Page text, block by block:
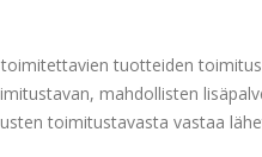
tuotteiden
mahdollisten
toimitustavasta vastaa